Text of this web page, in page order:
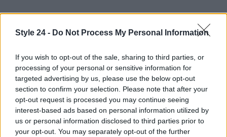
Style 24 - Do Not Process My Personal Information
If you wish to opt-out of the sale, sharing to third parties, or
processing of your personal or sensitive information for
targeted advertising by us, please use the below opt-out
section to confirm your selection. Please note that after your
opt-out request is processed you may continue seeing
interest-based ads based on personal information utilized by
us or personal information disclosed to third parties prior to
your opt-out. You may separately opt-out of the further
AUTORE
Redazione di style24